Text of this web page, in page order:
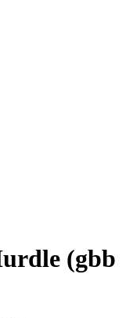
(gbb